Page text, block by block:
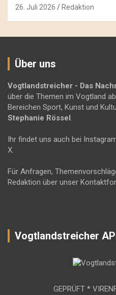
26. Juli 2026 Redaktion
Über uns
Vogtlandstreicher - Das
über die Themen im Vogtland
Bereichen Sport, Kunst und
Stephanie Rössel.
Ihr findet uns auch bei
X.
Für Anfragen,
Redaktion über unser
Vogtlandstreicher
GEPRÜFT *